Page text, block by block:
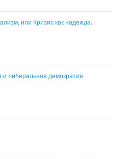
или Кризис как надежда.
и либеральная демократия